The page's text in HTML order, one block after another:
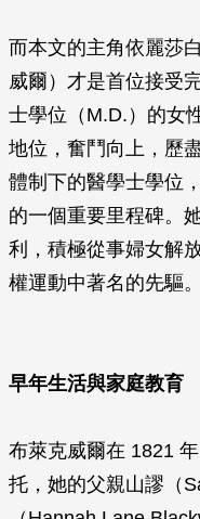
而本文的主角依麗莎
威爾）才是首位接受
士學位（M.D.）的女
地位，奮鬥向上，歷
體制下的醫學士學位
的一個重要里程碑。
利，積極從事婦女解
權運動中著名的先驅。
早年生活與家庭教育
布萊克威爾在 1821
托，她的父親山謬（